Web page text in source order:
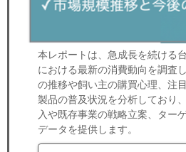
本レポートは、急成長を続ける
における最新の消費動向を調査
の推移や飼い主の購買心理、注
製品の普及状況を分析しており
入や既存事業の戦略立案、ター
データを提供します。